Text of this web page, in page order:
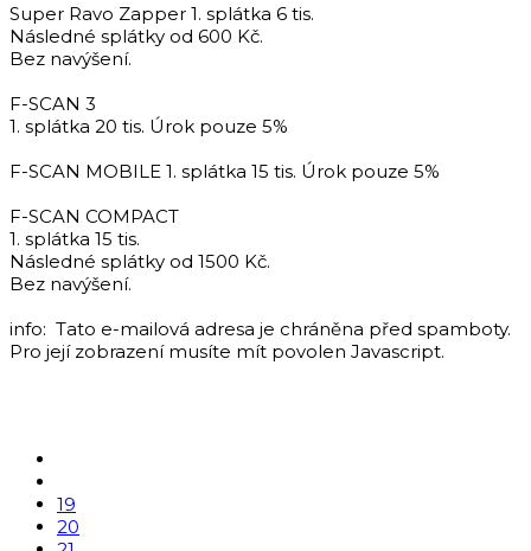
Super Ravo Zapper 1. splátka 6 tis.
Následné splátky od 600 Kč.
Bez navýšení.
F-SCAN 3
1. splátka 20 tis. Úrok pouze 5%
F-SCAN MOBILE 1. splátka 15 tis. Úrok pouze 5%
F-SCAN COMPACT
1. splátka 15 tis.
Následné splátky od 1500 Kč.
Bez navýšení.
info: Tato e-mailová adresa je chráněna před spamboty.
Pro její zobrazení musíte mít povolen Javascript.
19
20